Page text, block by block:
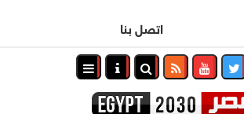
اتصل بنا